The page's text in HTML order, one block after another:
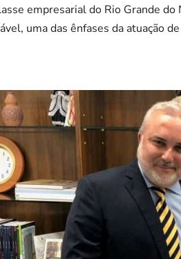
empresarial do Rio Grande
uma das ênfases da atuação